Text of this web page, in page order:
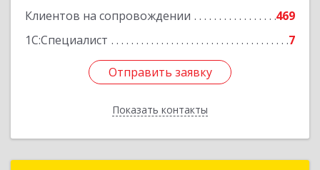
Клиентов на сопровождении
469
1С:Специалист
7
Отправить заявку
Показать контакты
Отправить заявку
Назад